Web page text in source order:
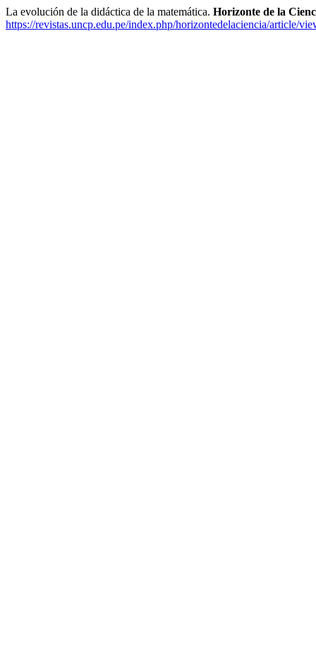
La evolución de la didáctica de la matemática. Horizonte de la
https://revistas.uncp.edu.pe/index.php/horizontedelaciencia/article/